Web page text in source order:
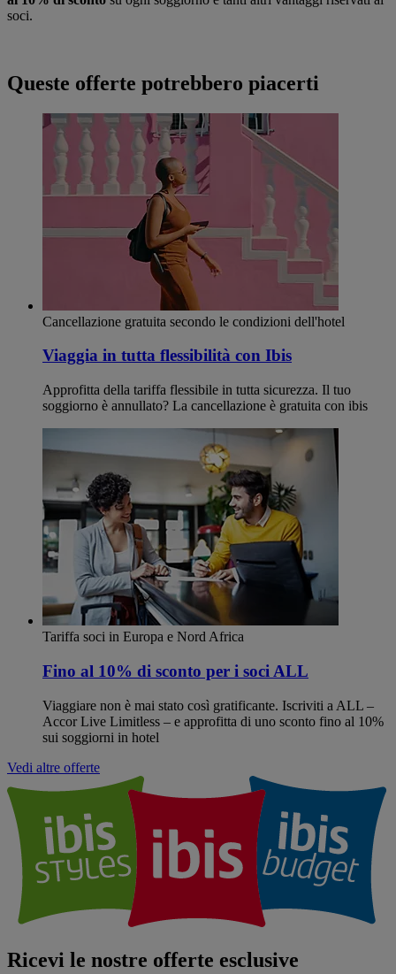
soci.
Queste offerte potrebbero piacerti
Cancellazione gratuita secondo le condizioni dell'hotel
Viaggia in tutta flessibilità con Ibis
Approfitta della tariffa flessibile in tutta sicurezza. Il tuo
soggiorno è annullato? La cancellazione è gratuita con ibis
Tariffa soci in Europa e Nord Africa
Fino al 10% di sconto per i soci ALL
Viaggiare non è mai stato così gratificante. Iscriviti a ALL –
Accor Live Limitless – e approfitta di uno sconto fino al 10%
sui soggiorni in hotel
Vedi altre offerte
Ricevi le nostre offerte esclusive